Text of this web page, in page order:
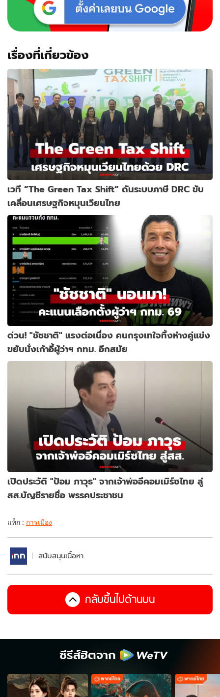
เรื่องที่เกี่ยวข้อง
เวที “The Green Tax Shift” ดันระบบภาษี DRC ขับ
เคลื่อนเศรษฐกิจหมุนเวียนไทย
ด่วน! "ชัชชาติ" แรงต่อเนื่อง คนกรุงเทใจทิ้งห่างคู่แข่ง
ขยับนั่งเก้าอี้ผู้ว่าฯ กทม. อีกสมัย
เปิดประวัติ "ป้อม ภาวุธ" จากเจ้าพ่ออีคอมเมิร์ซไทย สู่
สส.บัญชีรายชื่อ พรรคประชาชน
แท็ก : การเมือง
สนับสนุนเนื้อหา
กลับขึ้นไปด้านบน
ซีรีส์ฮิตจาก